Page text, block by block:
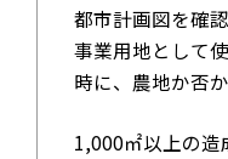
都市計画図を確
事業用地として
時に、農地か否
1,000㎡以上の